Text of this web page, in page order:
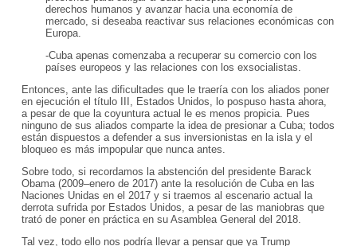
derechos humanos y avanzar hacia una economía de
mercado, si deseaba reactivar sus relaciones económicas con
Europa.
-Cuba apenas comenzaba a recuperar su comercio con los
países europeos y las relaciones con los exsocialistas.
Entonces, ante las dificultades que le traería con los aliados poner
en ejecución el título III, Estados Unidos, lo pospuso hasta ahora,
a pesar de que la coyuntura actual le es menos propicia. Pues
ninguno de sus aliados comparte la idea de presionar a Cuba; todos
están dispuestos a defender a sus inversionistas en la isla y el
bloqueo es más impopular que nunca antes.
Sobre todo, si recordamos la abstención del presidente Barack
Obama (2009–enero de 2017) ante la resolución de Cuba en las
Naciones Unidas en el 2017 y si traemos al escenario actual la
derrota sufrida por Estados Unidos, a pesar de las maniobras que
trató de poner en práctica en su Asamblea General del 2018.
Tal vez, todo ello nos podría llevar a pensar que ya Trump